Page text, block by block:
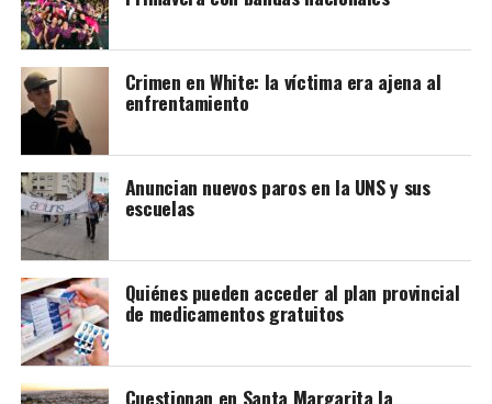
Crimen en White: la víctima era ajena al
enfrentamiento
Anuncian nuevos paros en la UNS y sus
escuelas
Quiénes pueden acceder al plan provincial
de medicamentos gratuitos
Cuestionan en Santa Margarita la